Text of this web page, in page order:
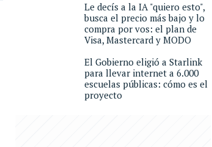
Le decís a la IA "quiero esto",
busca el precio más bajo y lo
compra por vos: el plan de
Visa, Mastercard y MODO
El Gobierno eligió a Starlink
para llevar internet a 6.000
escuelas públicas: cómo es el
proyecto